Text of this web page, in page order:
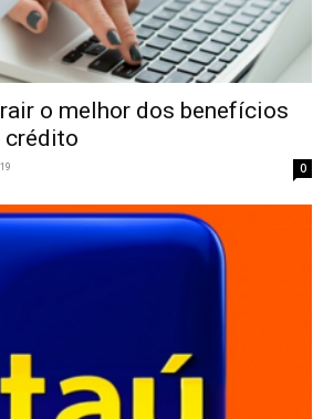
o melhor dos benefícios
crédito
0